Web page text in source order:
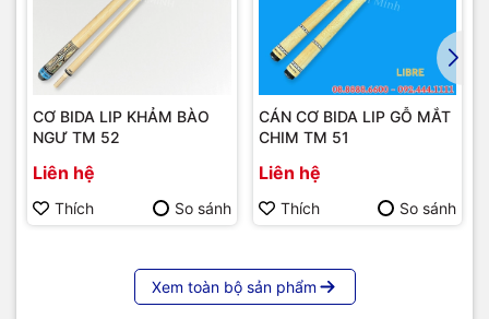
CƠ BIDA LIP KHẢM BÀO
NGƯ TM 52
Liên hệ
Thích So sánh
CÁN CƠ BIDA LIP GỖ MẮT
CHIM TM 51
Liên hệ
Thích So sánh
Xem toàn bộ sản phẩm